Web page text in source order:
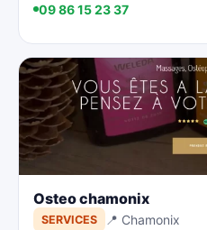
09 86 15 23 37
Osteo chamonix
SERVICES
📍 Chamonix